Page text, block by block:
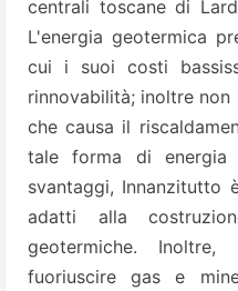
centrali toscane di
L'energia geotermica
cui i suoi costi
rinnovabilità; inoltre
che causa il
tale forma di
svantaggi,
adatti alla
geotermiche.
fuoriuscire gas e